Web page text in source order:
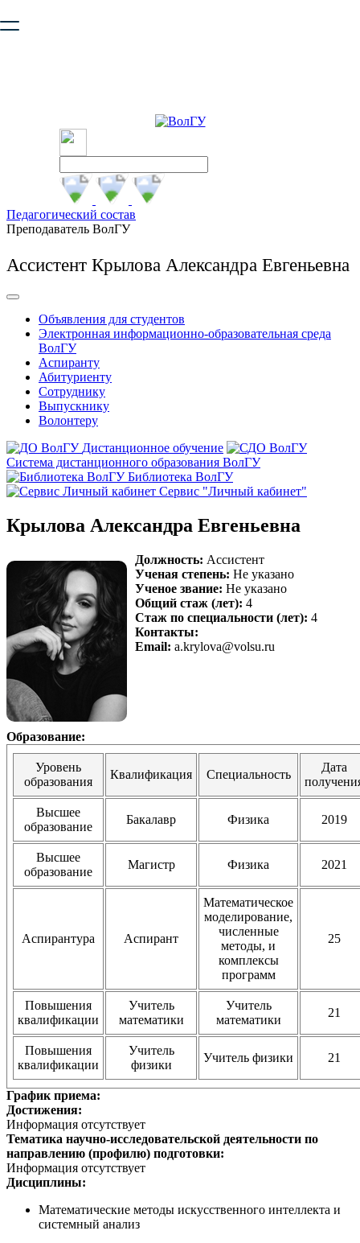
безопасную работу с сайтом. Пожалуйста
Педагогический состав
Преподаватель ВолГУ
Ассистент Крылова Александра Евгеньевна
Объявления для студентов
Электронная информационно-образовательная среда
ВолГУ
Аспиранту
Абитуриенту
Сотруднику
Выпускнику
Волонтеру
Дистанционное обучение
Система дистанционного образования ВолГУ
Библиотека ВолГУ
Сервис "Личный кабинет"
Крылова Александра Евгеньевна
Должность: Ассистент
Ученая степень: Не указано
Ученое звание: Не указано
Общий стаж (лет): 4
Стаж по специальности (лет): 4
Контакты:
Email: a.krylova@volsu.ru
Образование:
Уровень
образования
Квалификация Специальность
Дата
Высшее
образование
Бакалавр Физика 2019
Высшее
образование
Магистр Физика 2021
Аспирантура Аспирант
Математическое
моделирование,
численные
методы, и
комплексы
программ
25
Повышения
квалификации
Учитель
математики
Учитель
математики
21
Повышения
квалификации
Учитель
физики
Учитель физики 21
График приема:
Достижения:
Информация отсутствует
Тематика научно-исследовательской деятельности по
направлению (профилю) подготовки:
Информация отсутствует
Дисциплины:
Математические методы искусственного интеллекта и
системный анализ